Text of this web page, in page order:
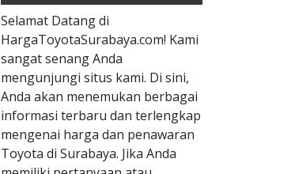
Selamat Datang di
HargaToyotaSurabaya.com! Kami
sangat senang Anda
mengunjungi situs kami. Di sini,
Anda akan menemukan berbagai
informasi terbaru dan terlengkap
mengenai harga dan penawaran
Toyota di Surabaya. Jika Anda